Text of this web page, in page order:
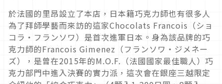
於法國的里昂設立了本店，日本籍巧克力師也有很多人
為了拜師學藝而來訪的這家Chocolats Francois（ショ
コラ・フランソワ）是首次進軍日本。身為該品牌的巧
克力師的Francois Gimenez（フランソワ・ジメネー
ズ），是曾在2015年的M.O.F.（法國國家最佳職人）巧
克力部門中進入決賽的實力派，這次會在銀座三越限定